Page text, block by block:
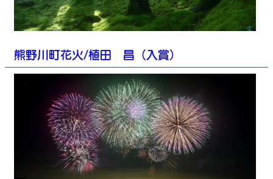
熊野川町花火/植田 昌（入賞）